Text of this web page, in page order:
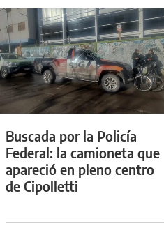
Buscada por la Policía
Federal: la camioneta que
apareció en pleno centro
de Cipolletti